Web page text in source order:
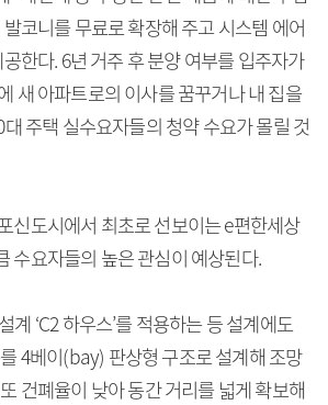
코니를 무료로 확장해 주고 시스템 에어
한다. 6년 거주 후 분양 여부를 입주자가
새 아파트로의 이사를 꿈꾸거나 내 집을
주택 실수요자들의 청약 수요가 몰릴 것
신도시에서 최초로 선보이는 e편한세상
수요자들의 높은 관심이 예상된다.
계 ‘C2 하우스’를 적용하는 등 설계에도
4베이(bay) 판상형 구조로 설계해 조망
건폐율이 낮아 동간 거리를 넓게 확보해